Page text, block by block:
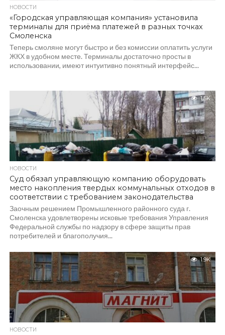
НОВОСТИ
«Городская управляющая компания» установила
терминалы для приёма платежей в разных точках
Смоленска
Теперь смоляне могут быстро и без комиссии оплатить услуги
ЖКХ в удобном месте. Терминалы достаточно просты в
использовании, имеют интуитивно понятный интерфейс...
1.5K
НОВОСТИ
Суд обязал управляющую компанию оборудовать
место накопления твердых коммунальных отходов в
соответствии с требованием законодательства
Заочным решением Промышленного районного суда г.
Смоленска удовлетворены исковые требования Управления
Федеральной службы по надзору в сфере защиты прав
потребителей и благополучия...
1.9K
НОВОСТИ